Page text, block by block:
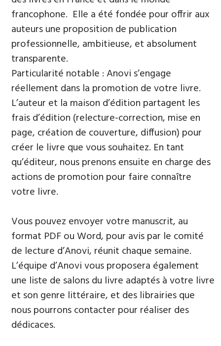
francophone. Elle a été fondée pour offrir aux
auteurs une proposition de publication
professionnelle, ambitieuse, et absolument
transparente.
Particularité notable : Anovi s’engage
réellement dans la promotion de votre livre.
L’auteur et la maison d’édition partagent les
frais d’édition (relecture-correction, mise en
page, création de couverture, diffusion) pour
créer le livre que vous souhaitez. En tant
qu’éditeur, nous prenons ensuite en charge des
actions de promotion pour faire connaître
votre livre.
Vous pouvez envoyer votre manuscrit, au
format PDF ou Word, pour avis par le comité
de lecture d’Anovi, réunit chaque semaine.
L’équipe d’Anovi vous proposera également
une liste de salons du livre adaptés à votre livre
et son genre littéraire, et des librairies que
nous pourrons contacter pour réaliser des
dédicaces.